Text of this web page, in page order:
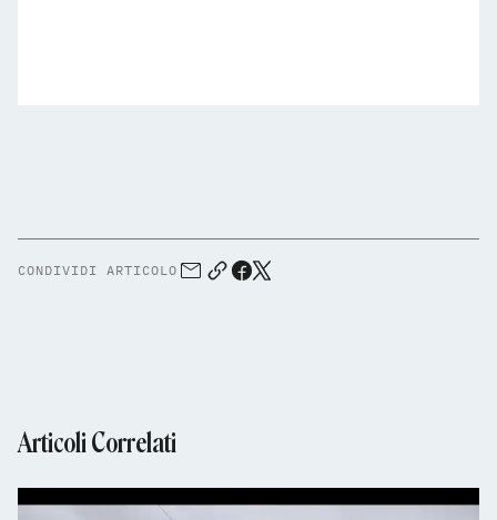
CONDIVIDI ARTICOLO
Articoli Correlati